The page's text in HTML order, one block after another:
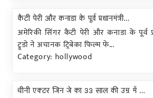
कैटी पेरी और कनाडा के पूर्व प्रधानमंत्री...
अमेरिकी सिंगर कैटी पेरी और कनाडा के पूर्व
ट्रूडो ने अचानक ट्रिबेका फिल्म फे...
Category: hollywood
चीनी एक्टर जिन जे का 33 साल की उम्र में ...